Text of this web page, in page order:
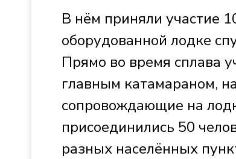
В нём приняли участие
оборудованной лодке
Прямо во время сплава
главным катамараном,
сопровождающие на
присоединились 50
разных населённых